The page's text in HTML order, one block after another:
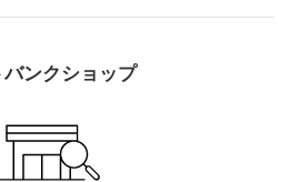
バンクショップ